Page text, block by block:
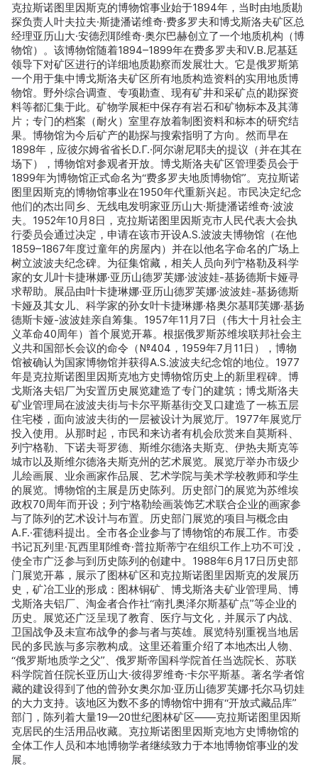
克拉斯诺图里因斯克的博物馆事业始于1894年，当时由地质勘
探负责人叶夫拉夫·斯捷潘诺维奇·费多罗夫和博戈斯洛夫矿区总
经理亚历山大·安德烈耶维奇·奥尔巴赫创立了一个地质机构（博
物馆）。该博物馆随着1894–1899年在费多罗夫和V.В.尼基廷
领导下对矿区进行的详细地质勘察而发展壮大。它是俄罗斯第
一个用于集中博戈斯洛夫矿区所有地质构造资料的实用地质博
物馆。野外综合调查、专项勘查、现有矿井和采矿点的勘探资
料等都汇集于此。矿物学展柜中保存有岩石和矿物标本及其薄
片；专门的档案（耐火）室里存放着制图资料和标本的研究结
果。博物馆为今后矿产的勘探与搜索指明了方向。然而早在
1898年，应彼尔姆省省长D.Г.·阿尔谢尼耶夫的提议（并在其在
场下），博物馆对参观者开放。博戈斯洛夫矿区管理委员会于
1899年为博物馆正式命名为“费多罗夫地质博物馆”。克拉斯诺
图里因斯克的博物馆事业在1950年代重新兴起。市民决定纪念
他们的杰出同乡、无线电发明家亚历山大·斯捷潘诺维奇·波波
夫。1952年10月8日，克拉斯诺图里因斯克市人民代表大会执
行委员会通过决定，申请在该市开设A.S.波波夫博物馆（在他
1859–1867年度过童年的房屋内）并在以他名字命名的广场上
树立波波夫纪念碑。为征集馆藏，相关人员向列宁格勒及科学
家的女儿叶卡捷琳娜·亚历山德罗芙娜·波波娃-基扬德斯卡娅寻
求帮助。展品由叶卡捷琳娜·亚历山德罗芙娜·波波娃-基扬德斯
卡娅及其女儿、科学家的孙女叶卡捷琳娜·格奥尔基耶芙娜·基扬
德斯卡娅-波波娃亲自筹集。1957年11月7日（伟大十月社会主
义革命40周年）首个展览开幕。根据俄罗斯苏维埃联邦社会主
义共和国部长会议的命令（№404，1959年7月11日），博物
馆被确认为国家博物馆并获得A.S.波波夫纪念馆的地位。1977
年是克拉斯诺图里因斯克地方史博物馆历史上的新里程碑。博
戈斯洛夫铝厂为安置历史展览建造了专门的建筑；博戈斯洛夫
矿业管理局在波波夫街与卡尔平斯基街交叉口建造了一栋五层
住宅楼，面向波波夫街的一层被设计为展览厅。1977年展览厅
投入使用。从那时起，市民和来访者有机会欣赏来自莫斯科、
列宁格勒、下诺夫哥罗德、斯维尔德洛夫斯克、伊热夫斯克等
城市以及斯维尔德洛夫斯克州的艺术展览。展览厅举办市级少
儿绘画展、业余画家作品展、艺术学院与美术学校教师和学生
的展览。博物馆的主展是历史陈列。历史部门的展览为苏维埃
政权70周年而开设；列宁格勒绘画装饰艺术联合企业的画家参
与了陈列的艺术设计与布置。历史部门展览的项目与概念由
A.F.·霍德科提出。全市各企业参与了博物馆的布展工作。市委
书记瓦列里·瓦西里耶维奇·普拉斯蒂宁在组织工作上功不可没，
使全市广泛参与到历史陈列的创建中。1988年6月17日历史部
门展览开幕，展示了图林矿区和克拉斯诺图里因斯克的发展历
史，矿冶工业的形成：图林铜矿、博戈斯洛夫矿业管理局、博
戈斯洛夫铝厂、淘金者合作社“南扎奥泽尔斯基矿点”等企业的
历史。展览还广泛呈现了教育、医疗与文化，并展示了内战、
卫国战争及未宣布战争的参与者与英雄。展览特别重视当地居
民的多民族与多宗教构成。这里还着重介绍了本地杰出人物、
“俄罗斯地质学之父”、俄罗斯帝国科学院首任当选院长、苏联
科学院首任院长亚历山大·彼得罗维奇·卡尔平斯基。著名学者馆
藏的建设得到了他的曾孙女奥尔加·亚历山德罗芙娜·托尔马切娃
的大力支持。该地区为数不多的博物馆中拥有“开放式藏品库”
部门，陈列着大量19—20世纪图林矿区——克拉斯诺图里因斯
克居民的生活用品收藏。克拉斯诺图里因斯克地方史博物馆的
全体工作人员和本地博物学者继续致力于本地博物馆事业的发
展。